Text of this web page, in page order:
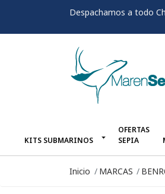
Despachamos a todo
KITS SUBMARINOS
OFERTAS
SEPIA
Inicio MARCAS